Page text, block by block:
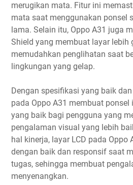
merugikan mata. Fitur ini
mata saat menggunakan ponsel
lama. Selain itu, Oppo A31 juga
Shield yang membuat layar lebih
memudahkan penglihatan saat
lingkungan yang gelap.
Dengan spesifikasi yang baik
pada Oppo A31 membuat
yang baik bagi pengguna yang
pengalaman visual yang lebih
hal kinerja, layar LCD pada Oppo
dengan baik dan responsif saat
tugas, sehingga membuat
menyenangkan.